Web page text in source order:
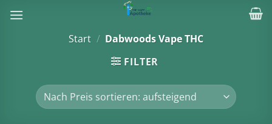
Inhalt
Start / Dabwoods Vape THC
FILTER